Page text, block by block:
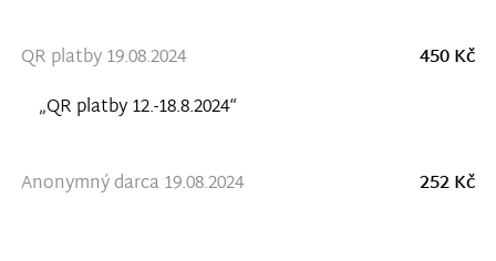
QR platby 19.08.2024
450 Kč
„QR platby 12.-18.8.2024“
Anonymný darca 19.08.2024 252 Kč